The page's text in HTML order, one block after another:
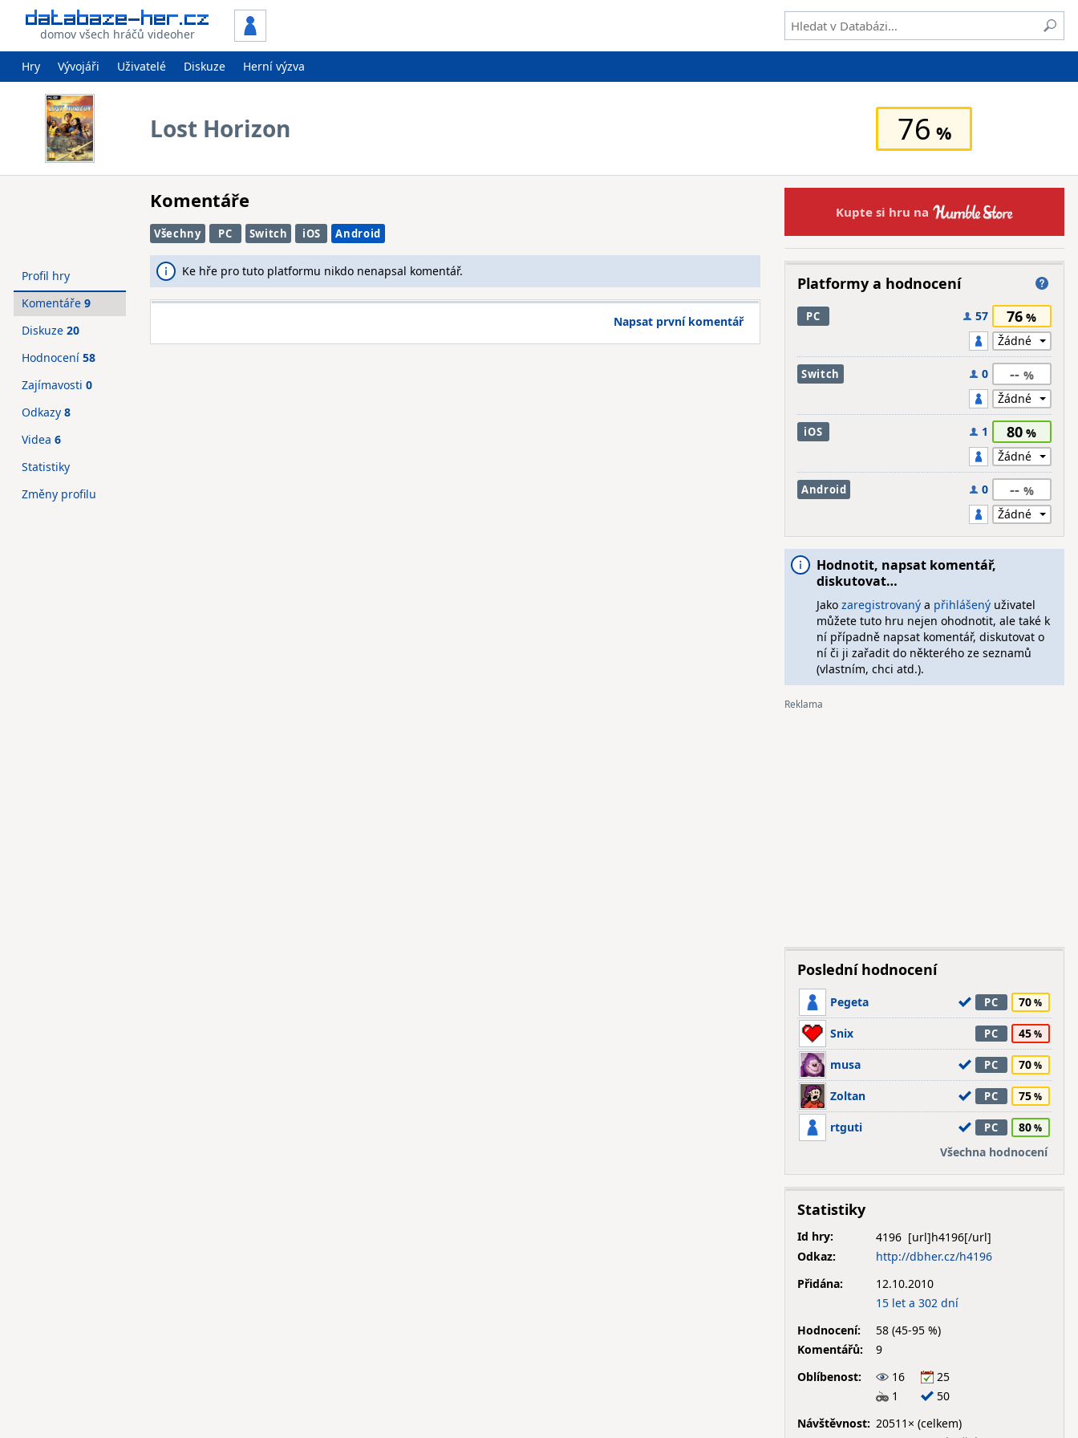
domov všech hráčů videoher
Hry Vývojáři Uživatelé Diskuze Herní výzva
Lost Horizon 76
Komentáře
Všechny PC Switch iOS Android
Ke hře pro tuto platformu nikdo nenapsal komentář.
Napsat první komentář
Profil hry
Komentáře 9
Diskuze 20
Hodnocení 58
Zajímavosti 0
Odkazy 8
Videa 6
Statistiky
Změny profilu
Kupte si hru na
Platformy a hodnocení
PC 57 76
Switch 0 --
iOS 1 80
Android 0 --
Hodnotit, napsat komentář,
diskutovat…
Jako zaregistrovanýa přihlášenýuživatel
můžete tuto hru nejen ohodnotit, ale také k
ní případně napsat komentář, diskutovat o
ní či ji zařadit do některého ze seznamů
(vlastním, chci atd.).
Poslední hodnocení
Pegeta PC 70
Snix PC 45
musa PC 70
Zoltan PC 75
rtguti PC
80
Všechna hodnocení
Statistiky
Id hry:
4196
Odkaz:
http://dbher.cz/h4196
Přidána:
12.10.2010
15 let a 302 dní
Hodnocení:
58 (45-95 %)
Komentářů:
9
Oblíbenost:
16
25
1
50
Návštěvnost: 20511× (celkem)